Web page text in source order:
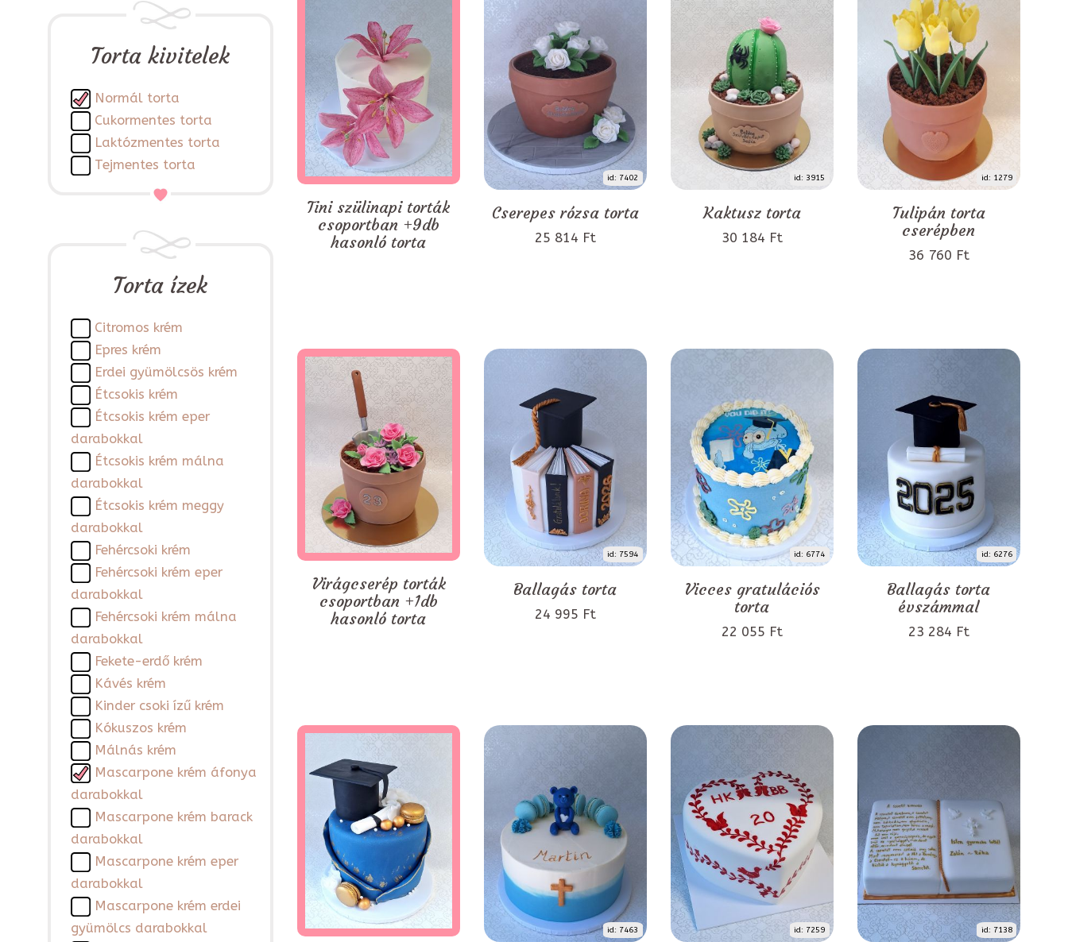
Torta kivitelek
Normál torta
Cukormentes torta
Laktózmentes torta
Tejmentes torta
Torta ízek
Citromos krém
Epres krém
Erdei gyümölcsös krém
Étcsokis krém
Étcsokis krém eper
darabokkal
Étcsokis krém málna
darabokkal
Étcsokis krém meggy
darabokkal
Fehércsoki krém
Fehércsoki krém eper
darabokkal
Fehércsoki krém málna
darabokkal
Fekete-erdő krém
Kávés krém
Kinder csoki ízű krém
Kókuszos krém
Málnás krém
Mascarpone krém áfonya
darabokkal
Mascarpone krém barack
darabokkal
Mascarpone krém eper
darabokkal
Mascarpone krém erdei
gyümölcs darabokkal
Tini szülinapi torták
csoportban +9db
hasonló torta
id: 7402
Cserepes rózsa torta
25 814 Ft
id: 3915
Kaktusz torta
30 184 Ft
id: 1279
Tulipán torta
cserépben
36 760 Ft
Virágcserép torták
csoportban +1db
hasonló torta
id: 7594
Ballagás torta
24 995 Ft
id: 6774
Vicces gratulációs
torta
22 055 Ft
id: 6276
Ballagás torta
évszámmal
23 284 Ft
id: 7463 id: 7259 id: 7138